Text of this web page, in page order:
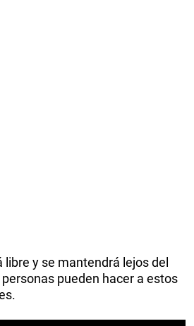
libre y se mantendrá lejos del
pueden hacer a estos